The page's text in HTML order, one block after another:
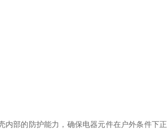
内部的防护能力，确保电器元件在户外条件下正